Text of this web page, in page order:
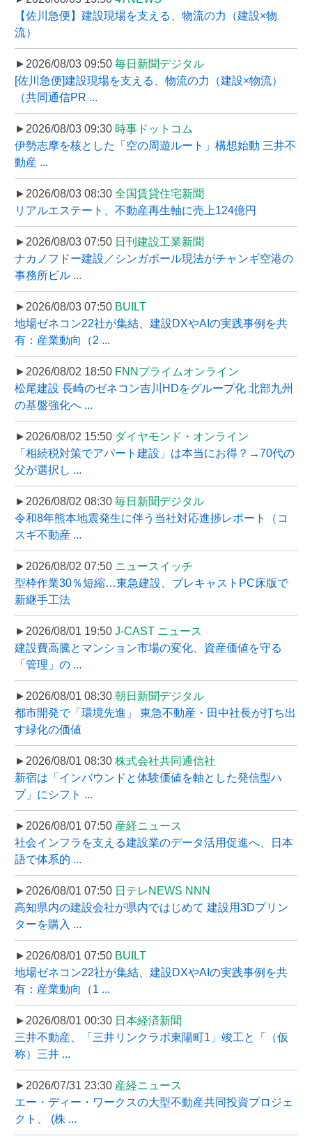
【佐川急便】建設現場を支える、物流の力（建設×物
流）
►2026/08/03 09:50 毎日新聞デジタル
[佐川急便]建設現場を支える、物流の力（建設×物流）
（共同通信PR ...
►2026/08/03 09:30 時事ドットコム
伊勢志摩を核とした「空の周遊ルート」構想始動 三井不
動産 ...
►2026/08/03 08:30 全国賃貸住宅新聞
リアルエステート、不動産再生軸に売上124億円
►2026/08/03 07:50 日刊建設工業新聞
ナカノフドー建設／シンガポール現法がチャンギ空港の
事務所ビル ...
►2026/08/03 07:50 BUILT
地場ゼネコン22社が集結、建設DXやAIの実践事例を共
有：産業動向（2 ...
►2026/08/02 18:50 FNNプライムオンライン
松尾建設 長崎のゼネコン吉川HDをグループ化 北部九州
の基盤強化へ ...
►2026/08/02 15:50 ダイヤモンド・オンライン
「相続税対策でアパート建設」は本当にお得？→70代の
父が選択し ...
►2026/08/02 08:30 毎日新聞デジタル
令和8年熊本地震発生に伴う当社対応進捗レポート（コ
スギ不動産 ...
►2026/08/02 07:50 ニュースイッチ
型枠作業30％短縮…東急建設、プレキャストPC床版で
新継手工法
►2026/08/01 19:50 J-CAST ニュース
建設費高騰とマンション市場の変化、資産価値を守る
「管理」の ...
►2026/08/01 08:30 朝日新聞デジタル
都市開発で「環境先進」 東急不動産・田中社長が打ち出
す緑化の価値
►2026/08/01 08:30 株式会社共同通信社
新宿は「インバウンドと体験価値を軸とした発信型ハ
ブ」にシフト ...
►2026/08/01 07:50 産経ニュース
社会インフラを支える建設業のデータ活用促進へ、日本
語で体系的 ...
►2026/08/01 07:50 日テレNEWS NNN
高知県内の建設会社が県内ではじめて 建設用3Dプリン
ターを購入 ...
►2026/08/01 07:50 BUILT
地場ゼネコン22社が集結、建設DXやAIの実践事例を共
有：産業動向（1 ...
►2026/08/01 00:30 日本経済新聞
三井不動産、「三井リンクラボ東陽町1」竣工と「（仮
称）三井 ...
►2026/07/31 23:30 産経ニュース
エー・ディー・ワークスの大型不動産共同投資プロジェ
クト、 (株 ...